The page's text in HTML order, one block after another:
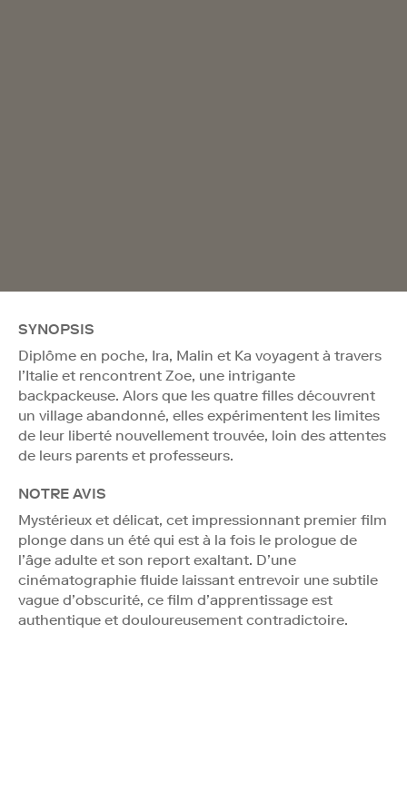
SYNOPSIS
Diplôme en poche, Ira, Malin et Ka voyagent à travers
l’Italie et rencontrent Zoe, une intrigante
backpackeuse. Alors que les quatre filles découvrent
un village abandonné, elles expérimentent les limites
de leur liberté nouvellement trouvée, loin des attentes
de leurs parents et professeurs.
NOTRE AVIS
Mystérieux et délicat, cet impressionnant premier film
plonge dans un été qui est à la fois le prologue de
l’âge adulte et son report exaltant. D’une
cinématographie fluide laissant entrevoir une subtile
vague d’obscurité, ce film d’apprentissage est
authentique et douloureusement contradictoire.